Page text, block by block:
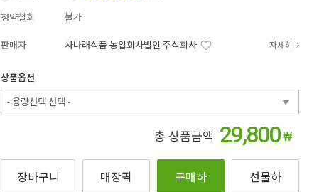
청약철회 불가
판매자 사나래식품 농업회사법인 주식회사 자세히
상품옵션
- 용량선택 선택 -
총 상품금액 29,800₩
장바구니 매장픽 구매하 선물하